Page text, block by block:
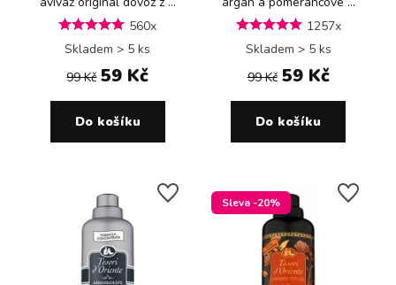
560x
Skladem > 5 ks
99 Kč 59 Kč
Do košíku
1257x
Skladem > 5 ks
99 Kč 59 Kč
Do košíku
Sleva -20%